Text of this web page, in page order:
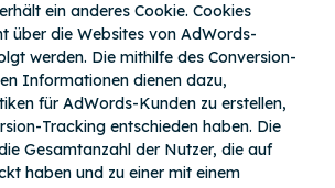
ein anderes Cookie. Cookies
über die Websites von AdWords-
werden. Die mithilfe des Conversion-
Informationen dienen dazu,
für AdWords-Kunden zu erstellen,
Tracking entschieden haben. Die
Gesamtanzahl der Nutzer, die auf
haben und zu einer mit einem